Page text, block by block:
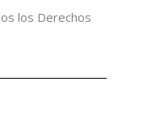
los Derechos